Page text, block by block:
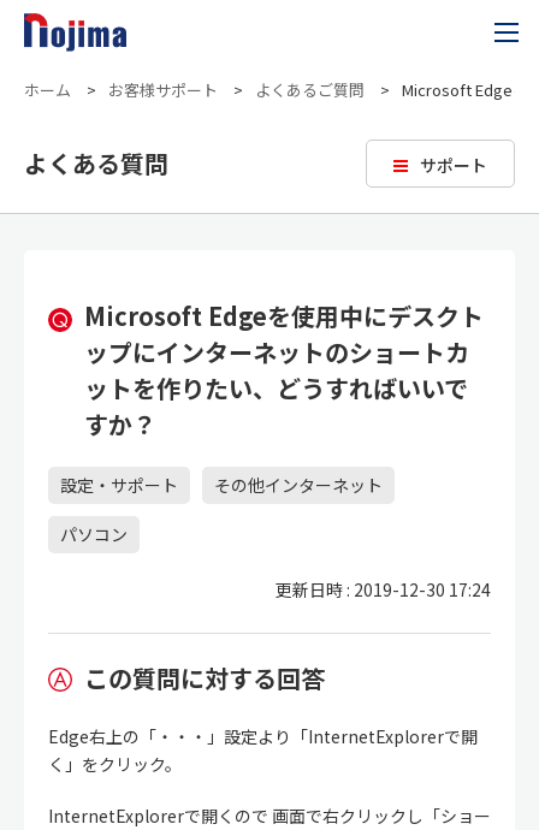
ホーム > お客様サポート > よくあるご質問 > Microsoft Edgeを
サポート
よくある質問
Microsoft Edgeを使用中にデスクト
ップにインターネットのショートカ
ットを作りたい、どうすればいいで
すか？
設定・サポート その他インターネット
パソコン
更新日時 : 2019-12-30 17:24
この質問に対する回答
Edge右上の「・・・」設定より「InternetExplorerで開
く」をクリック。
InternetExplorerで開くので 画面で右クリックし「ショー